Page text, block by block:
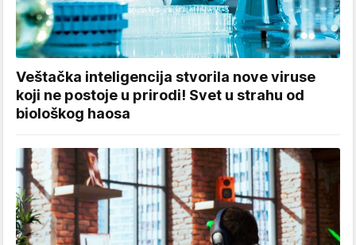
Veštačka inteligencija stvorila nove viruse
koji ne postoje u prirodi! Svet u strahu od
biološkog haosa